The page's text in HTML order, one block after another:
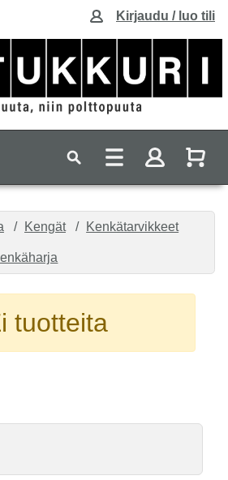
Kirjaudu / luo tili
Kengät Kenkätarvikkeet
tuotteita